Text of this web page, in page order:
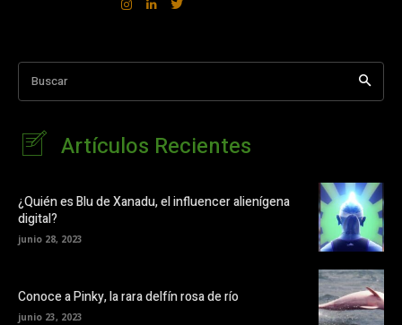
Buscar
Artículos Recientes
¿Quién es Blu de Xanadu, el influencer alienígena
digital?
junio 28, 2023
Conoce a Pinky, la rara delfín rosa de río
junio 23, 2023